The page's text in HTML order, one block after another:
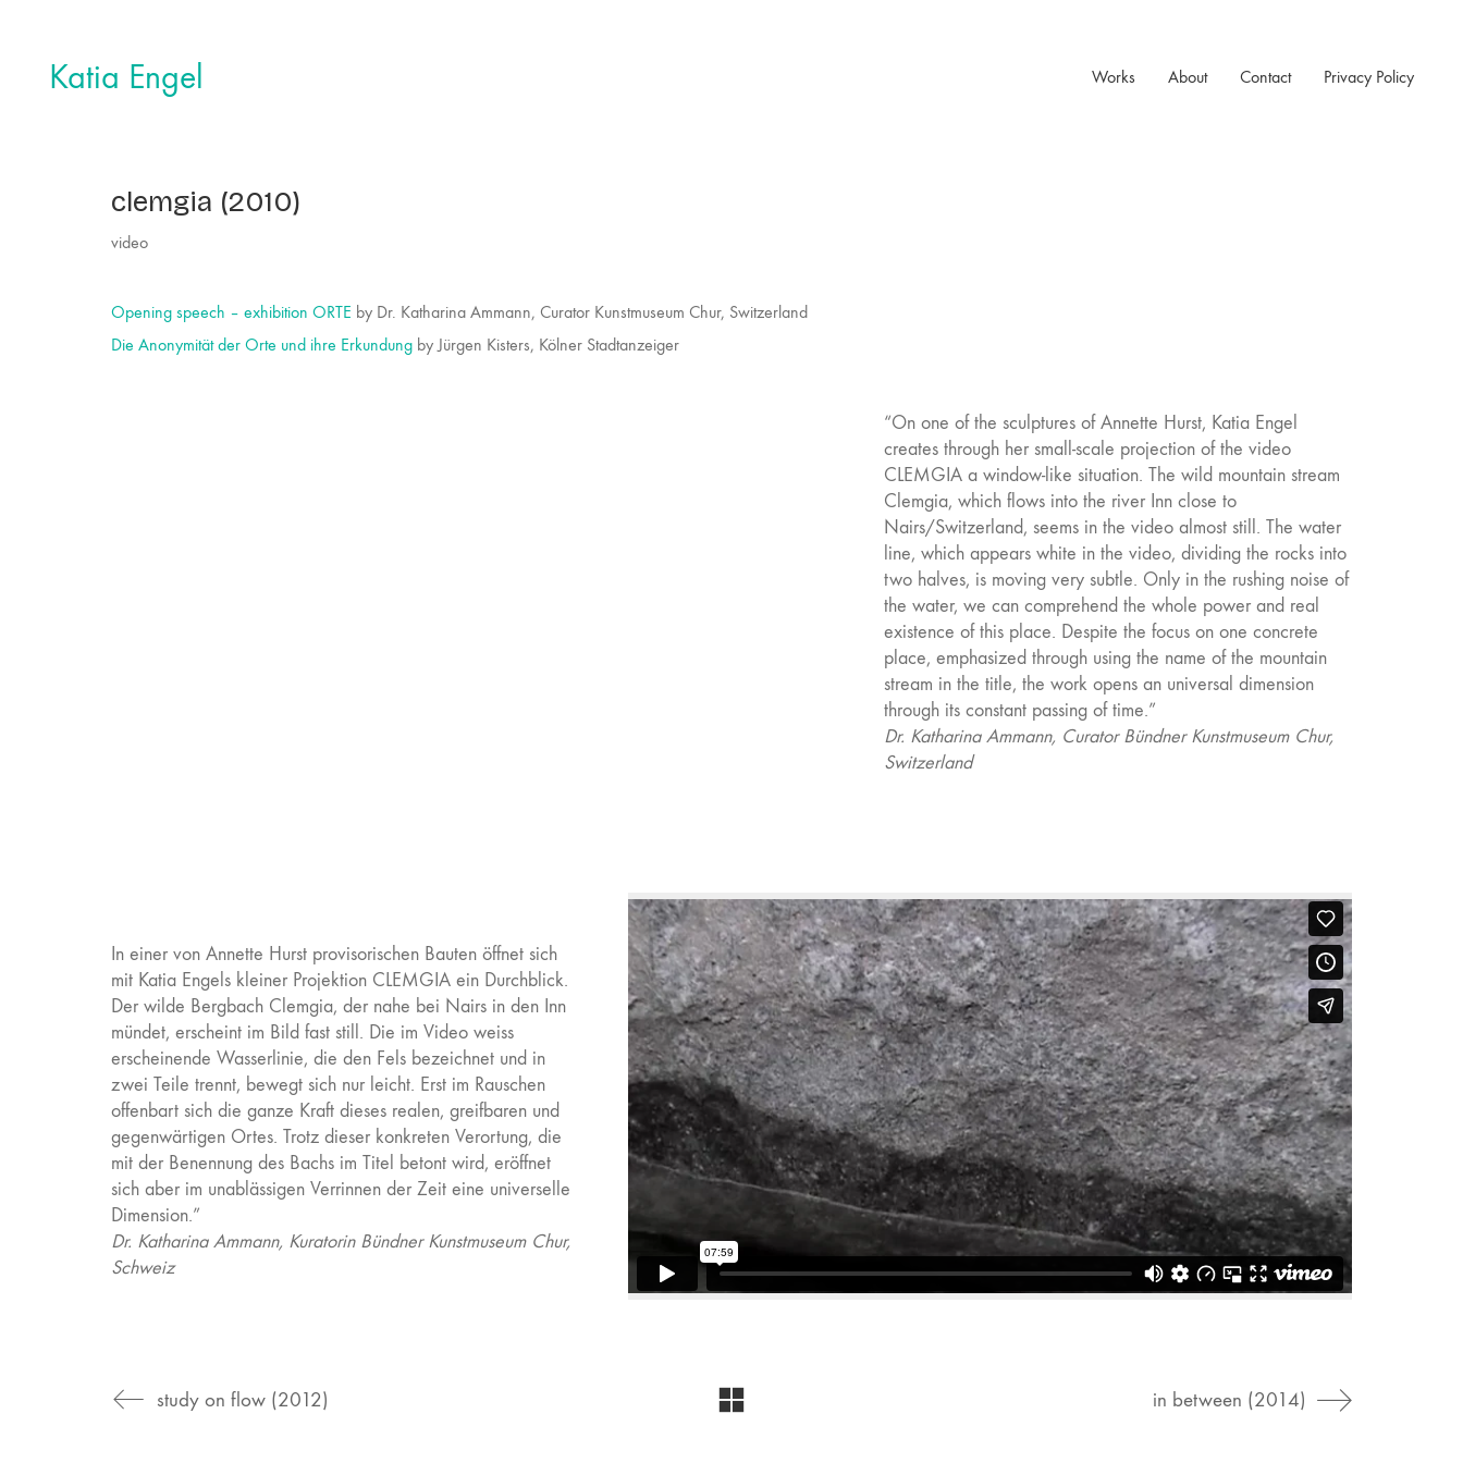
Katia Engel Works About Contact Privacy Policy
clemgia (2010)
video
Opening speech – exhibition ORTE by Dr. Katharina Ammann, Curator Kunstmuseum Chur, Switzerland
Die Anonymität der Orte und ihre Erkundung by Jürgen Kisters, Kölner Stadtanzeiger
“On one of the sculptures of Annette Hurst, Katia Engel
creates through her small-scale projection of the video
CLEMGIA a window-like situation. The wild mountain stream
Clemgia, which flows into the river Inn close to
Nairs/Switzerland, seems in the video almost still. The water
line, which appears white in the video, dividing the rocks into
two halves, is moving very subtle. Only in the rushing noise of
the water, we can comprehend the whole power and real
existence of this place. Despite the focus on one concrete
place, emphasized through using the name of the mountain
stream in the title, the work opens an universal dimension
through its constant passing of time.”
Dr. Katharina Ammann, Curator Bündner Kunstmuseum Chur,
Switzerland
In einer von Annette Hurst provisorischen Bauten öffnet sich
mit Katia Engels kleiner Projektion CLEMGIA ein Durchblick.
Der wilde Bergbach Clemgia, der nahe bei Nairs in den Inn
mündet, erscheint im Bild fast still. Die im Video weiss
erscheinende Wasserlinie, die den Fels bezeichnet und in
zwei Teile trennt, bewegt sich nur leicht. Erst im Rauschen
offenbart sich die ganze Kraft dieses realen, greifbaren und
gegenwärtigen Ortes. Trotz dieser konkreten Verortung, die
mit der Benennung des Bachs im Titel betont wird, eröffnet
sich aber im unablässigen Verrinnen der Zeit eine universelle
Dimension.”
Dr. Katharina Ammann, Kuratorin Bündner Kunstmuseum Chur,
Schweiz
study on flow (2012) in between (2014)